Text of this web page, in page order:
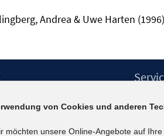
Andrea & Uwe Harten
(IAB) – unser Leitbild
IAB-
Kontakt
von Cookies und anderen
möchten unsere Online-Angebote auf